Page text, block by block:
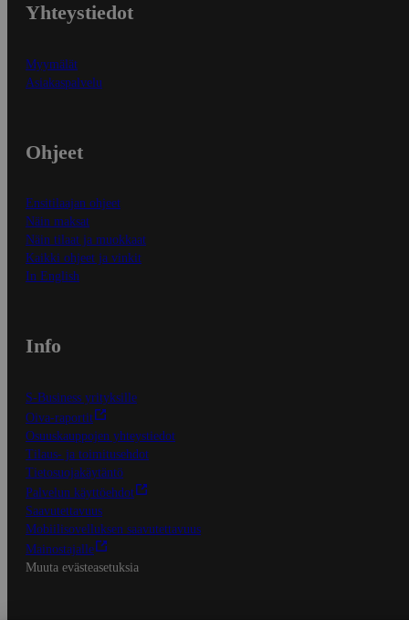
Yhteystiedot
Myymälät
Asiakaspalvelu
Ohjeet
Ensitilaajan ohjeet
Näin maksat
Näin tilaat ja muokkaat
Kaikki ohjeet ja vinkit
In English
Info
S-Business yrityksille
Oiva-raportit
Osuuskauppojen yhteystiedot
Tilaus- ja toimitusehdot
Tietosuojakäytäntö
Palvelun käyttöehdot
Saavutettavuus
Mobiilisovelluksen saavutettavuus
Mainostajalle
Muuta evästeasetuksia